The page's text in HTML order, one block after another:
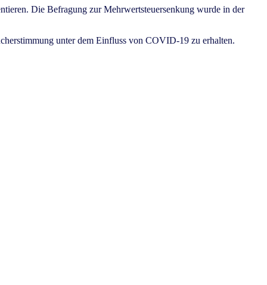
Die Befragung zur Mehrwertsteuersenkung wurde in der
unter dem Einfluss von COVID-19 zu erhalten.